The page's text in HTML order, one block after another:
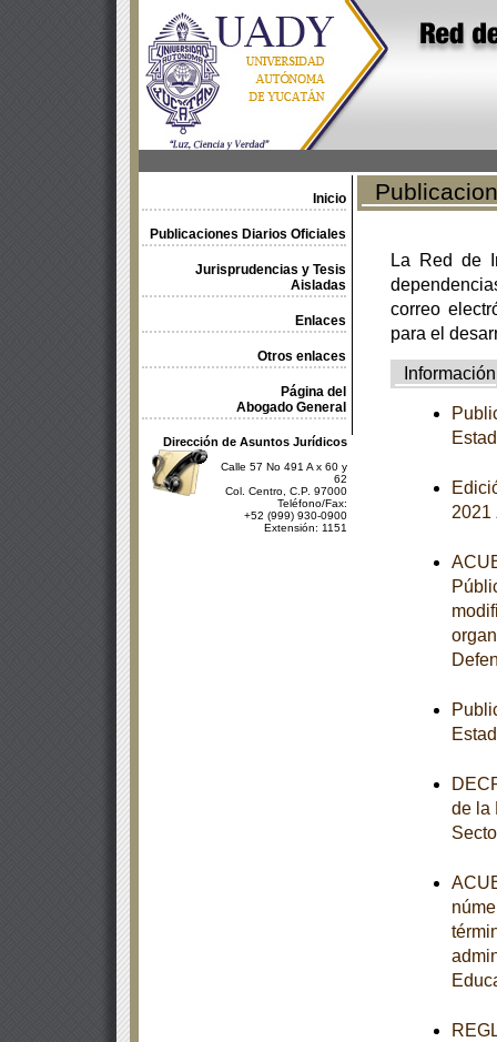
Inicio
Publicaciones Diarios Oficiales
Jurisprudencias y Tesis
Aisladas
Enlaces
Otros enlaces
Página del
Abogado General
Dirección de Asuntos Jurídicos
Calle 57 No 491 A x 60 y
62
Col. Centro, C.P. 97000
Teléfono/Fax:
+52 (999) 930-0900
Extensión: 1151
La Red de
correo
para el
Información
2021
de la